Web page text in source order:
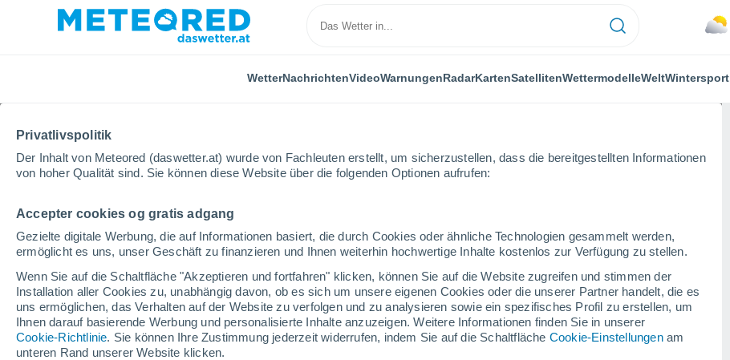
Privatlivspolitik
Der Inhalt von Meteored (daswetter.at) wurde von Fachleuten erstellt, um sicherzustellen, dass die bereitgestellten Informationen
von hoher Qualität sind. Sie können diese Website über die folgenden Optionen aufrufen:
Accepter cookies og gratis adgang
Gezielte digitale Werbung, die auf Informationen basiert, die durch Cookies oder ähnliche Technologien gesammelt werden,
ermöglicht es uns, unser Geschäft zu finanzieren und Ihnen weiterhin hochwertige Inhalte kostenlos zur Verfügung zu stellen.
Wenn Sie auf die Schaltfläche "Akzeptieren und fortfahren" klicken, können Sie auf die Website zugreifen und stimmen der
Installation aller Cookies zu, unabhängig davon, ob es sich um unsere eigenen Cookies oder die unserer Partner handelt, die es
uns ermöglichen, das Verhalten auf der Website zu verfolgen und zu analysieren sowie ein spezifisches Profil zu erstellen, um
Ihnen darauf basierende Werbung und personalisierte Inhalte anzuzeigen. Weitere Informationen finden Sie in unserer
Cookie-Richtlinie. Sie können Ihre Zustimmung jederzeit widerrufen, indem Sie auf die Schaltfläche Cookie-Einstellungenam
unteren Rand unserer Website klicken.
WetterNachrichtenVideoWarnungenRadarKartenSatellitenWettermodelleWeltWintersport
Home Bundesland Tirol Nauders
Nauders
Eröffnung
Geschlossen
Heute
8. Aug
Morgen
9. Aug
Montag
10. Aug